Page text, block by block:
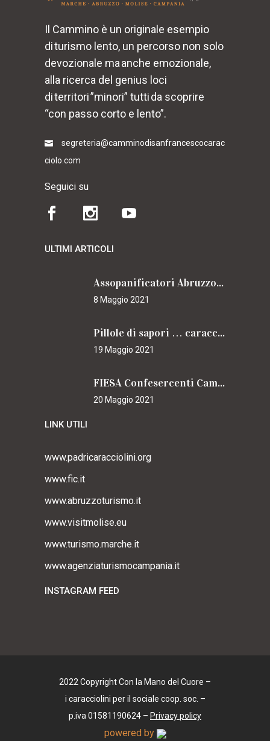
Il Cammino è un originale esempio
di turismo lento, un percorso non solo
devozionale ma anche emozionale,
alla ricerca del genius loci
di territori ”minori” tutti da scoprire
“con passo corto e lento”.
segreteria@camminodisanfrancescocarac
ciolo.com
Seguici su
ULTIMI ARTICOLI
Assopanificatori Abruzzo e Molise insieme per il Cammino
8 Maggio 2021
Pillole di sapori … caracciolini
19 Maggio 2021
FIESA Confesercenti Campania per il Cammino
20 Maggio 2021
LINK UTILI
www.padricaracciolini.org
www.fic.it
www.abruzzoturismo.it
www.visitmolise.eu
www.turismo.marche.it
www.agenziaturismocampania.it
INSTAGRAM FEED
2022 Copyright Con la Mano del Cuore –
i caracciolini per il sociale coop. soc. –
p.iva 01581190624 – Privacy policy
powered by